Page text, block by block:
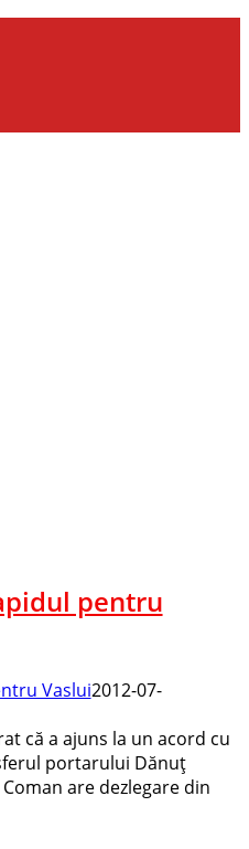
pentru
Vaslui2012-07-
că a ajuns la un acord cu
portarului Dănuţ
are dezlegare din